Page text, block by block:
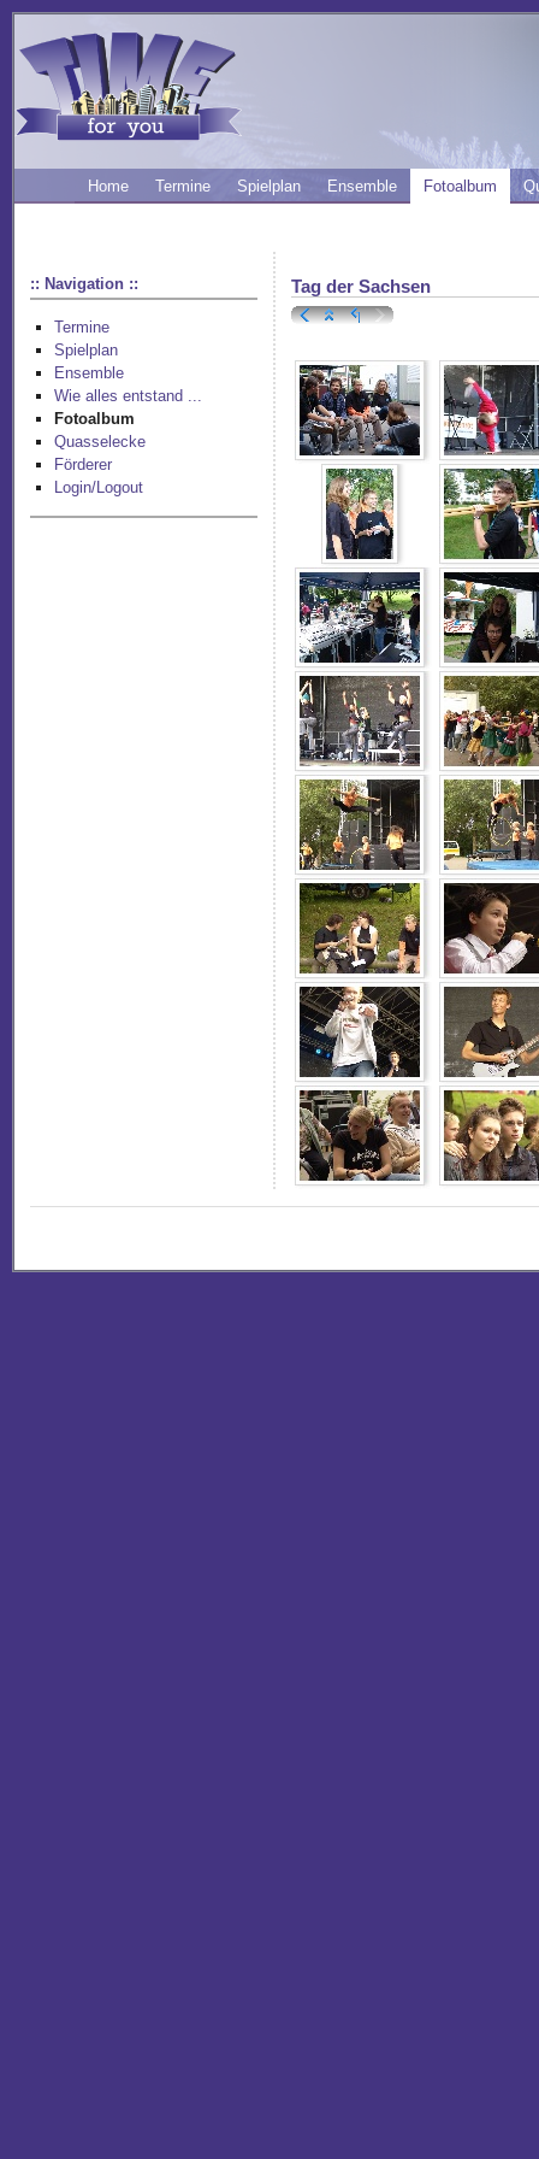
Home Termine Spielplan Ensemble Fotoalbum
:: Navigation ::
Termine
Spielplan
Ensemble
Wie alles entstand ...
Fotoalbum
Quasselecke
Förderer
Login/Logout
Tag der Sachsen